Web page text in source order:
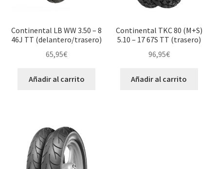
Continental LB WW 3.50 – 8
46J TT (delantero/trasero)
65,95€
Añadir al carrito
Continental TKC 80 (M+S)
5.10 – 17 67S TT (trasero)
96,95€
Añadir al carrito